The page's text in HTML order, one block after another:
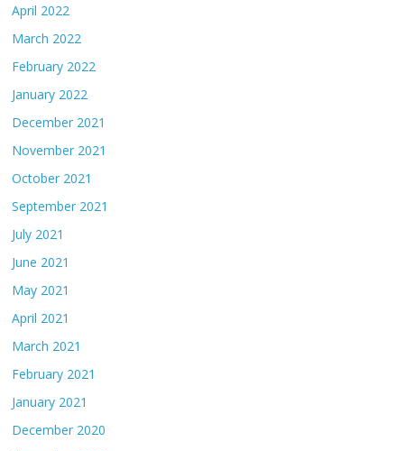
April 2022
March 2022
February 2022
January 2022
December 2021
November 2021
October 2021
September 2021
July 2021
June 2021
May 2021
April 2021
March 2021
February 2021
January 2021
December 2020